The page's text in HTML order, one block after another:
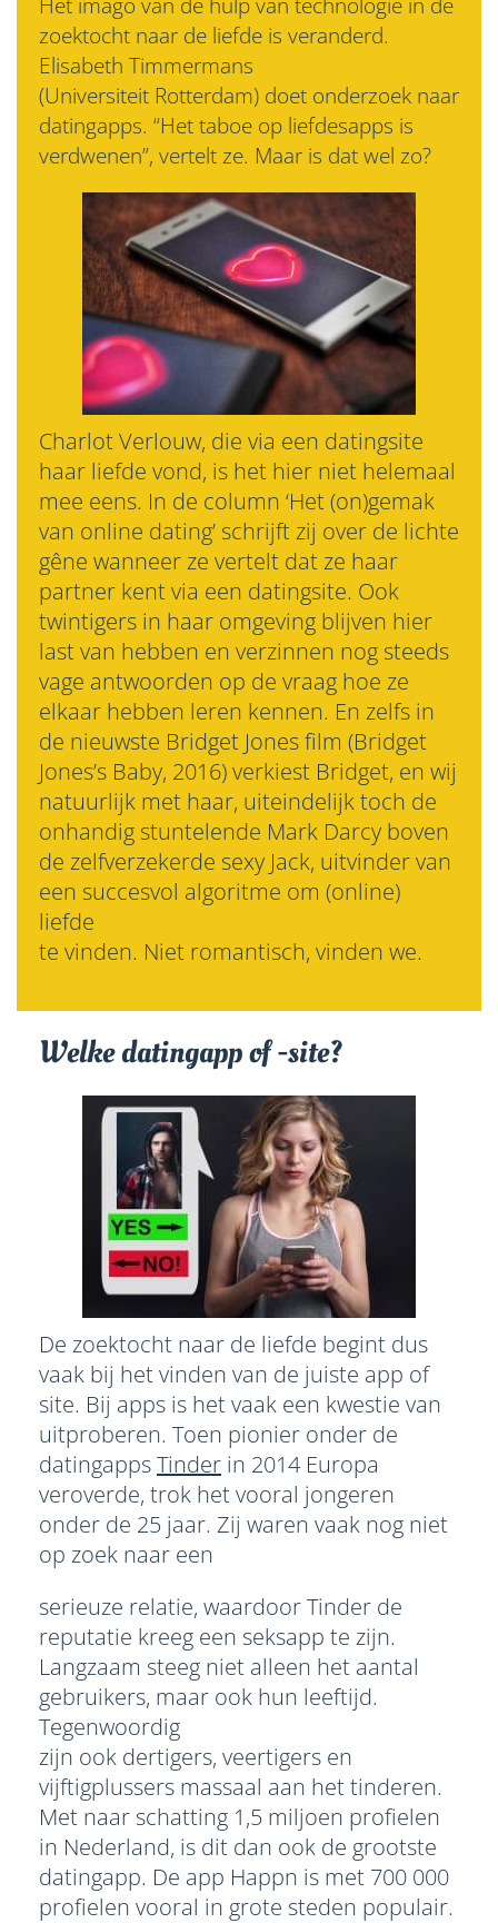
zoektocht naar de liefde is veranderd.
Elisabeth Timmermans
(Universiteit Rotterdam) doet onderzoek naar
datingapps. “Het taboe op liefdesapps is
verdwenen”, vertelt ze. Maar is dat wel zo?
Charlot Verlouw, die via een datingsite
haar liefde vond, is het hier niet helemaal
mee eens. In de column ‘Het (on)gemak
van online dating’ schrijft zij over de lichte
gêne wanneer ze vertelt dat ze haar
partner kent via een datingsite. Ook
twintigers in haar omgeving blijven hier
last van hebben en verzinnen nog steeds
vage antwoorden op de vraag hoe ze
elkaar hebben leren kennen. En zelfs in
de nieuwste Bridget Jones film (Bridget
Jones’s Baby, 2016) verkiest Bridget, en wij
natuurlijk met haar, uiteindelijk toch de
onhandig stuntelende Mark Darcy boven
de zelfverzekerde sexy Jack, uitvinder van
een succesvol algoritme om (online)
liefde
te vinden. Niet romantisch, vinden we.
Welke datingapp of -site?
De zoektocht naar de liefde begint dus
vaak bij het vinden van de juiste app of
site. Bij apps is het vaak een kwestie van
uitproberen. Toen pionier onder de
datingappsTinder in 2014 Europa
veroverde, trok het vooral jongeren
onder de 25 jaar. Zij waren vaak nog niet
op zoek naar een
serieuze relatie, waardoor Tinder de
reputatie kreeg een seksapp te zijn.
Langzaam steeg niet alleen het aantal
gebruikers, maar ook hun leeftijd.
Tegenwoordig
zijn ook dertigers, veertigers en
vijftigplussers massaal aan het tinderen.
Met naar schatting 1,5 miljoen profielen
in Nederland, is dit dan ook de grootste
datingapp. De app Happn is met 700 000
profielen vooral in grote steden populair.